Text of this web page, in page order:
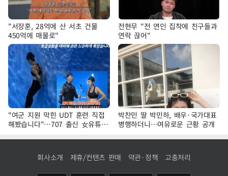
"서장훈, 28억에 산 서초 건물
450억에 매물로"
전현무 "전 연인 집착에 친구들과
연락 끊어"
"여군 지원 막힌 UDT 훈련 직접
해봤습니다"…707 출신 女유튜버
'완벽 소화'
박찬민 딸 박민하, 배우·국가대표
병행하더니…여유로운 근황 공개
회사소개 제휴/컨텐츠 판매 약관·정책 고충처리